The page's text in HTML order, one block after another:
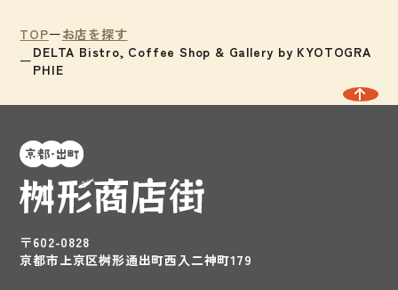
TOP
お店を探す
DELTA Bistro, Coffee Shop & Gallery by KYOTOGRA
PHIE
〒602-0828
京都市上京区桝形通出町西入二神町179